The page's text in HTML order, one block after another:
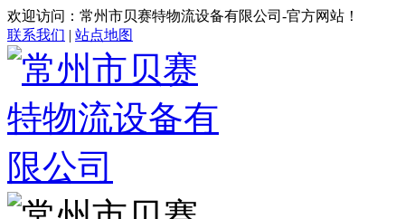
欢迎访问：常州市贝赛特物流设备有限公司-官方网站！
联系我们 | 站点地图